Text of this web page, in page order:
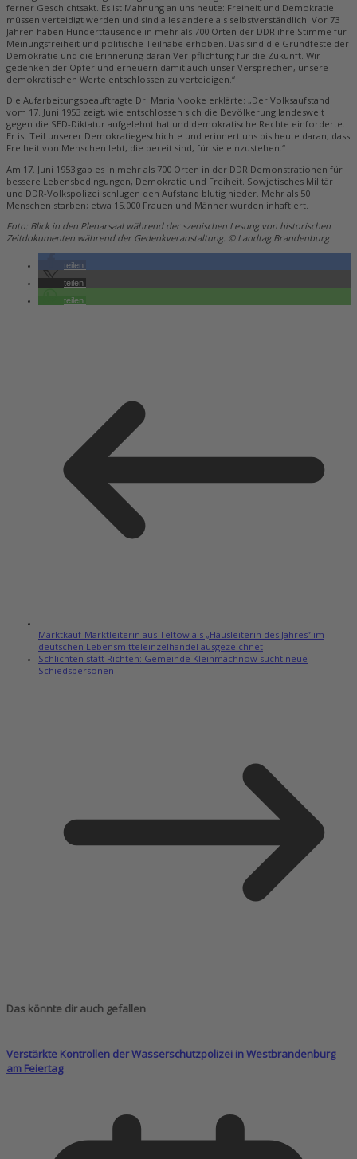
ferner Geschichtsakt. Es ist Mahnung an uns heute: Freiheit und Demokratie
müssen verteidigt werden und sind alles andere als selbstverständlich. Vor 73
Jahren haben Hunderttausende in mehr als 700 Orten der DDR ihre Stimme für
Meinungsfreiheit und politische Teilhabe erhoben. Das sind die Grundfeste der
Demokratie und die Erinnerung daran Ver-pflichtung für die Zukunft. Wir
gedenken der Opfer und erneuern damit auch unser Versprechen, unsere
demokratischen Werte entschlossen zu verteidigen.“
Die Aufarbeitungsbeauftragte Dr. Maria Nooke erklärte: „Der Volksaufstand
vom 17. Juni 1953 zeigt, wie entschlossen sich die Bevölkerung landesweit
gegen die SED-Diktatur aufgelehnt hat und demokratische Rechte einforderte.
Er ist Teil unserer Demokratiegeschichte und erinnert uns bis heute daran, dass
Freiheit von Menschen lebt, die bereit sind, für sie einzustehen.“
Am 17. Juni 1953 gab es in mehr als 700 Orten in der DDR Demonstrationen für
bessere Lebensbedingungen, Demokratie und Freiheit. Sowjetisches Militär
und DDR-Volkspolizei schlugen den Aufstand blutig nieder. Mehr als 50
Menschen starben; etwa 15.000 Frauen und Männer wurden inhaftiert.
Foto: Blick in den Plenarsaal während der szenischen Lesung von historischen
Zeitdokumenten während der Gedenkveranstaltung. © Landtag Brandenburg
teilen
teilen
teilen
Marktkauf-Marktleiterin aus Teltow als „Hausleiterin des Jahres” im
deutschen Lebensmitteleinzelhandel ausgezeichnet
Schlichten statt Richten: Gemeinde Kleinmachnow sucht neue
Schiedspersonen
Das könnte dir auch gefallen
Verstärkte Kontrollen der Wasserschutzpolizei in Westbrandenburg
am Feiertag